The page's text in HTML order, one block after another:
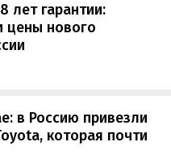
лет гарантии:
цены нового
в Россию привезли
которая почти